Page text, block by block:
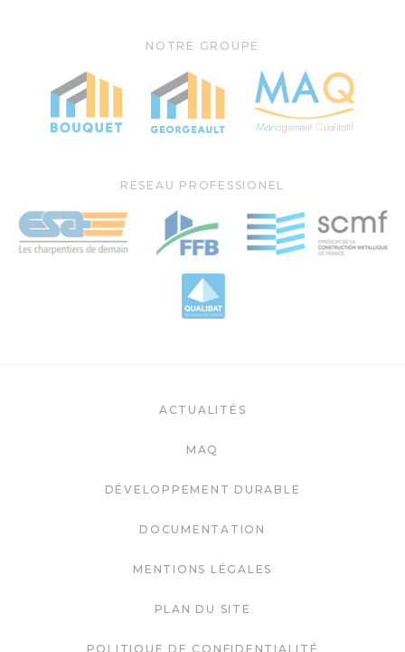
NOTRE GROUPE
RÉSEAU PROFESSIONEL
ACTUALITÉS
MAQ
DÉVELOPPEMENT DURABLE
DOCUMENTATION
MENTIONS LÉGALES
PLAN DU SITE
POLITIQUE DE CONFIDENTIALITÉ